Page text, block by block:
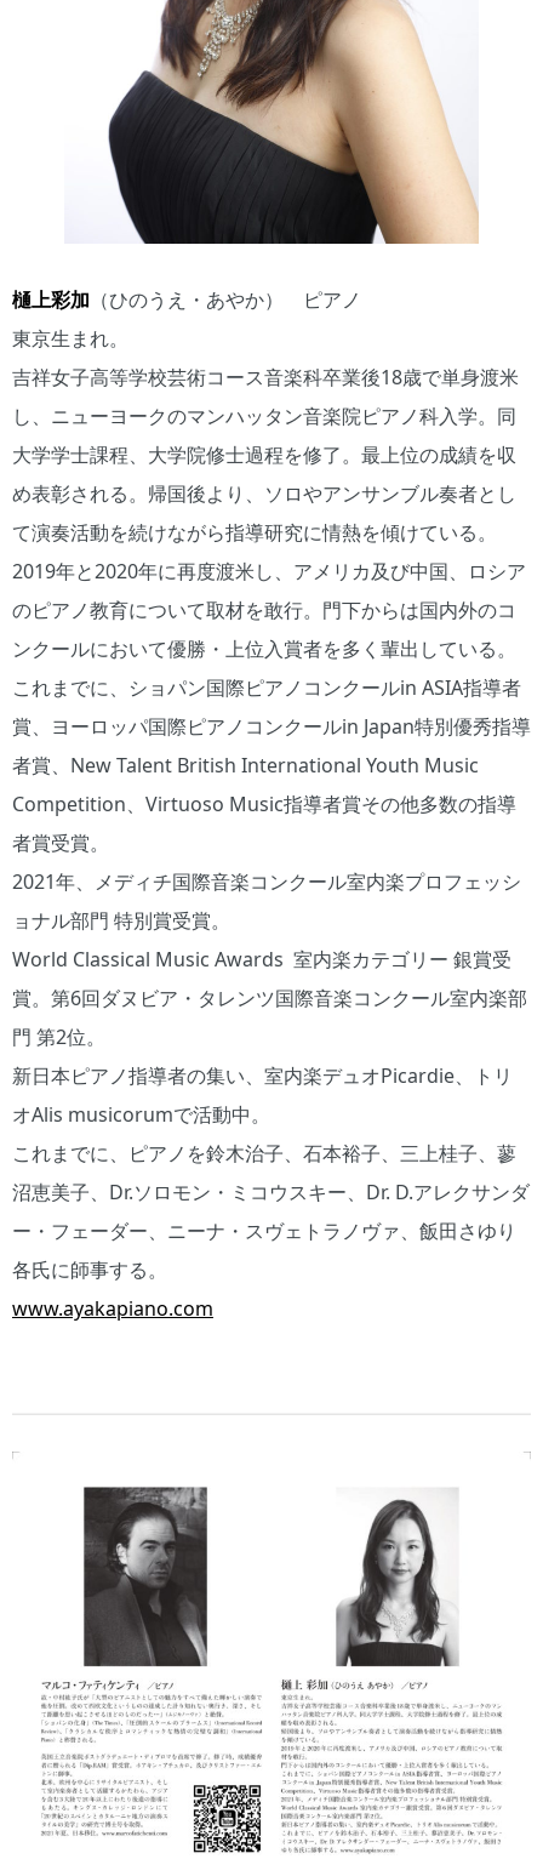
樋上彩加 （ひのうえ・あやか） ピアノ
東京生まれ。
吉祥女子高等学校芸術コース音楽科卒業後18歳で単身渡米
し、ニューヨークのマンハッタン音楽院ピアノ科入学。同
大学学士課程、大学院修士過程を修了。最上位の成績を収
め表彰される。帰国後より、ソロやアンサンブル奏者とし
て演奏活動を続けながら指導研究に情熱を傾けている。
2019年と2020年に再度渡米し、アメリカ及び中国、ロシア
のピアノ教育について取材を敢行。門下からは国内外のコ
ンクールにおいて優勝・上位入賞者を多く輩出している。
これまでに、ショパン国際ピアノコンクールin ASIA指導者
賞、ヨーロッパ国際ピアノコンクールin Japan特別優秀指導
者賞、New Talent British International Youth Music
Competition、Virtuoso Music指導者賞その他多数の指導
者賞受賞。
2021年、メディチ国際音楽コンクール室内楽プロフェッシ
ョナル部門 特別賞受賞。
World Classical Music Awards 室内楽カテゴリー 銀賞受
賞。第6回ダヌビア・タレンツ国際音楽コンクール室内楽部
門 第2位。
新日本ピアノ指導者の集い、室内楽デュオPicardie、トリ
オAlis musicorumで活動中。
これまでに、ピアノを鈴木治子、石本裕子、三上桂子、蓼
沼恵美子、Dr.ソロモン・ミコウスキー、Dr. D.アレクサンダ
ー・フェーダー、ニーナ・スヴェトラノヴァ、飯田さゆり
各氏に師事する。
www.ayakapiano.com